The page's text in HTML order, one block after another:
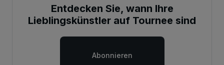
Entdecken Sie, wann Ihre
Lieblingskünstler auf Tournee sind
Abonnieren